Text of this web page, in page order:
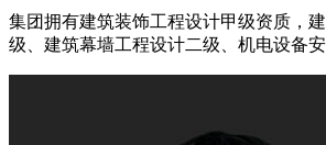
集团拥有建筑装饰工程设计甲级资质，
级、建筑幕墙工程设计二级、机电设备